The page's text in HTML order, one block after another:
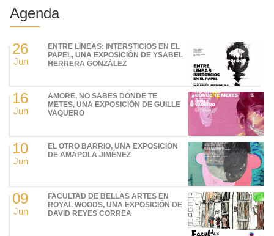
Agenda
26
Jun
ENTRE LÍNEAS: INTERSTICIOS EN EL
PAPEL, UNA EXPOSICIÓN DE YSABEL
HERRERA GONZÁLEZ
16
Jun
AMORE, NO SABES DÓNDE TE
METES, UNA EXPOSICIÓN DE GUILLE
VAQUERO
10
Jun
EL OTRO BARRIO, UNA EXPOSICIÓN
DE AMAPOLA JIMÉNEZ
09
Jun
FACULTAD DE BELLAS ARTES EN
ROYAL WOODS, UNA EXPOSICIÓN DE
DAVID REYES CORREA